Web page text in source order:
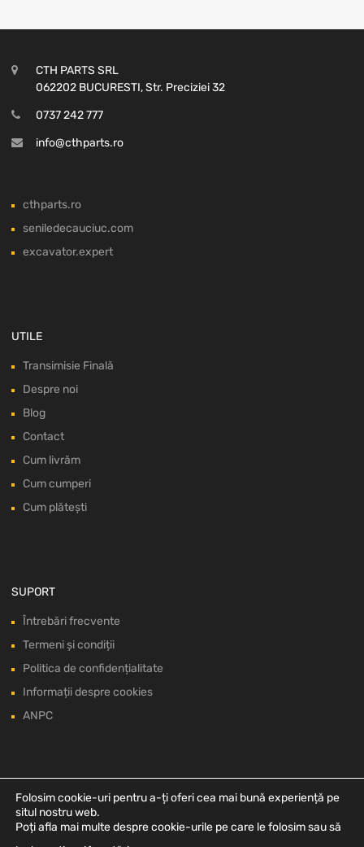
CTH PARTS SRL
062202 BUCURESTI, Str. Preciziei 32
0737 242 777
info@cthparts.ro
cthparts.ro
seniledecauciuc.com
excavator.expert
UTILE
Transimisie Finală
Despre noi
Blog
Contact
Cum livrăm
Cum cumperi
Cum plătești
SUPORT
Întrebări frecvente
Termeni și condiții
Politica de confidențialitate
Informații despre cookies
ANPC
Folosim cookie-uri pentru a-ți oferi cea mai bună experiență pe
situl nostru web.
Poți afla mai multe despre cookie-urile pe care le folosim sau să